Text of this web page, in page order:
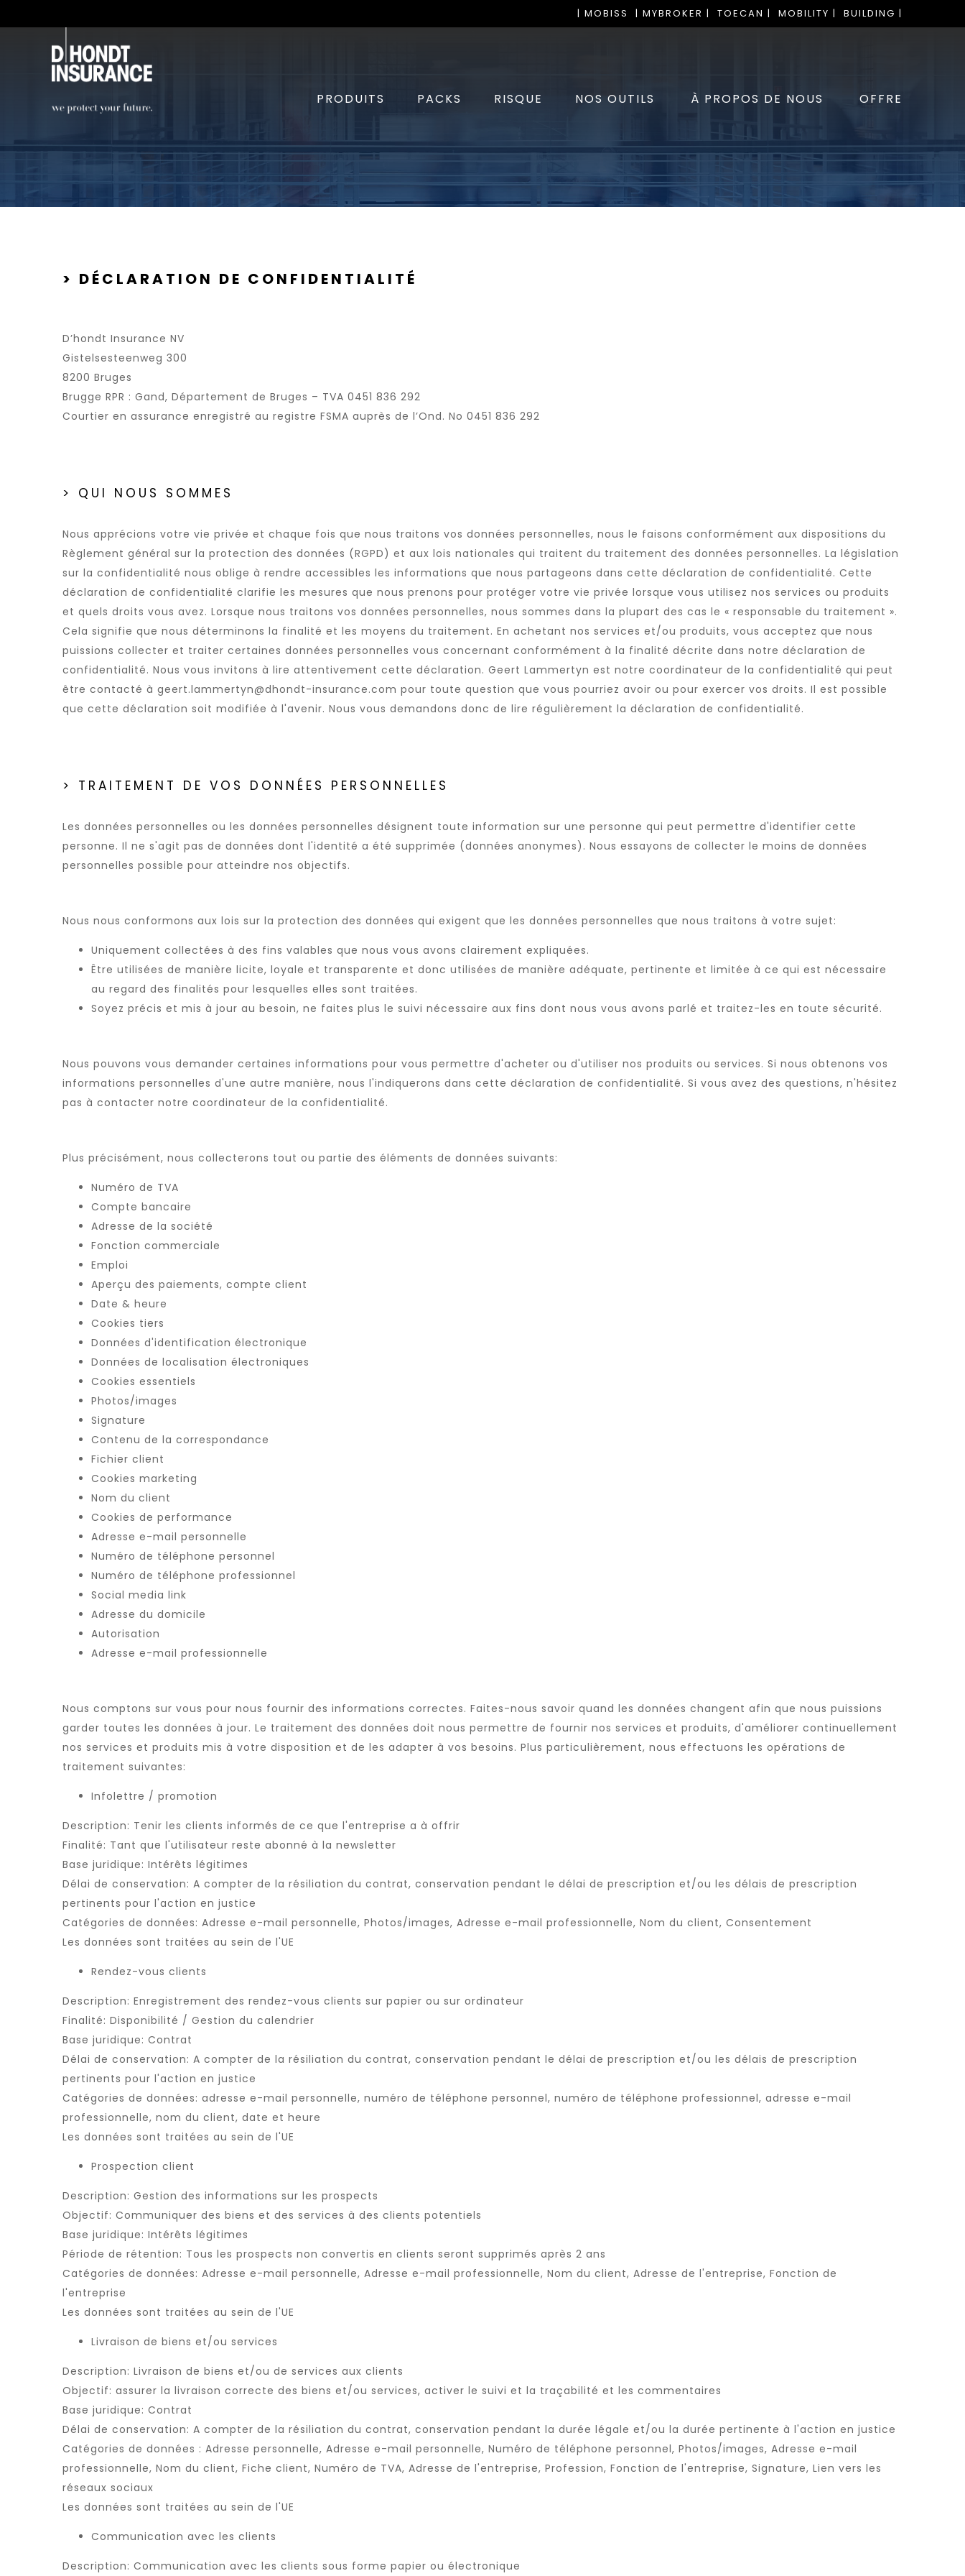
BUILDING |
MOBILITY |
TOECAN |
| MYBROKER |
| MOBISS
PRODUITS PACKS RISQUE NOS OUTILS À PROPOS DE NOUS OFFRE
> DÉCLARATION DE CONFIDENTIALITÉ
D’hondt Insurance NV
Gistelsesteenweg 300
8200 Bruges
Brugge RPR : Gand, Département de Bruges – TVA 0451 836 292
Courtier en assurance enregistré au registre FSMA auprès de l’Ond. No 0451 836 292
> QUI NOUS SOMMES
Nous apprécions votre vie privée et chaque fois que nous traitons vos données personnelles, nous le faisons conformément aux dispositions du
Règlement général sur la protection des données (RGPD) et aux lois nationales qui traitent du traitement des données personnelles. La législation
sur la confidentialité nous oblige à rendre accessibles les informations que nous partageons dans cette déclaration de confidentialité. Cette
déclaration de confidentialité clarifie les mesures que nous prenons pour protéger votre vie privée lorsque vous utilisez nos services ou produits
et quels droits vous avez. Lorsque nous traitons vos données personnelles, nous sommes dans la plupart des cas le « responsable du traitement ».
Cela signifie que nous déterminons la finalité et les moyens du traitement. En achetant nos services et/ou produits, vous acceptez que nous
puissions collecter et traiter certaines données personnelles vous concernant conformément à la finalité décrite dans notre déclaration de
confidentialité. Nous vous invitons à lire attentivement cette déclaration. Geert Lammertyn est notre coordinateur de la confidentialité qui peut
être contacté à geert.lammertyn@dhondt-insurance.com pour toute question que vous pourriez avoir ou pour exercer vos droits. Il est possible
que cette déclaration soit modifiée à l'avenir. Nous vous demandons donc de lire régulièrement la déclaration de confidentialité.
> TRAITEMENT DE VOS DONNÉES PERSONNELLES
Les données personnelles ou les données personnelles désignent toute information sur une personne qui peut permettre d'identifier cette
personne. Il ne s'agit pas de données dont l'identité a été supprimée (données anonymes). Nous essayons de collecter le moins de données
personnelles possible pour atteindre nos objectifs.
Nous nous conformons aux lois sur la protection des données qui exigent que les données personnelles que nous traitons à votre sujet:
Uniquement collectées à des fins valables que nous vous avons clairement expliquées.
Être utilisées de manière licite, loyale et transparente et donc utilisées de manière adéquate, pertinente et limitée à ce qui est nécessaire
au regard des finalités pour lesquelles elles sont traitées.
Soyez précis et mis à jour au besoin, ne faites plus le suivi nécessaire aux fins dont nous vous avons parlé et traitez-les en toute sécurité.
Nous pouvons vous demander certaines informations pour vous permettre d'acheter ou d'utiliser nos produits ou services. Si nous obtenons vos
informations personnelles d'une autre manière, nous l'indiquerons dans cette déclaration de confidentialité. Si vous avez des questions, n'hésitez
pas à contacter notre coordinateur de la confidentialité.
Plus précisément, nous collecterons tout ou partie des éléments de données suivants:
Numéro de TVA
Compte bancaire
Adresse de la société
Fonction commerciale
Emploi
Aperçu des paiements, compte client
Date & heure
Cookies tiers
Données d'identification électronique
Données de localisation électroniques
Cookies essentiels
Photos/images
Signature
Contenu de la correspondance
Fichier client
Cookies marketing
Nom du client
Cookies de performance
Adresse e-mail personnelle
Numéro de téléphone personnel
Numéro de téléphone professionnel
Social media link
Adresse du domicile
Autorisation
Adresse e-mail professionnelle
Nous comptons sur vous pour nous fournir des informations correctes. Faites-nous savoir quand les données changent afin que nous puissions
garder toutes les données à jour. Le traitement des données doit nous permettre de fournir nos services et produits, d'améliorer continuellement
nos services et produits mis à votre disposition et de les adapter à vos besoins. Plus particulièrement, nous effectuons les opérations de
traitement suivantes:
Infolettre / promotion
Description: Tenir les clients informés de ce que l'entreprise a à offrir
Finalité: Tant que l'utilisateur reste abonné à la newsletter
Base juridique: Intérêts légitimes
Délai de conservation: A compter de la résiliation du contrat, conservation pendant le délai de prescription et/ou les délais de prescription
pertinents pour l'action en justice
Catégories de données: Adresse e-mail personnelle, Photos/images, Adresse e-mail professionnelle, Nom du client, Consentement
Les données sont traitées au sein de l'UE
Rendez-vous clients
Description: Enregistrement des rendez-vous clients sur papier ou sur ordinateur
Finalité: Disponibilité / Gestion du calendrier
Base juridique: Contrat
Délai de conservation: A compter de la résiliation du contrat, conservation pendant le délai de prescription et/ou les délais de prescription
pertinents pour l'action en justice
Catégories de données: adresse e-mail personnelle, numéro de téléphone personnel, numéro de téléphone professionnel, adresse e-mail
professionnelle, nom du client, date et heure
Les données sont traitées au sein de l'UE
Prospection client
Description: Gestion des informations sur les prospects
Objectif: Communiquer des biens et des services à des clients potentiels
Base juridique: Intérêts légitimes
Période de rétention: Tous les prospects non convertis en clients seront supprimés après 2 ans
Catégories de données: Adresse e-mail personnelle, Adresse e-mail professionnelle, Nom du client, Adresse de l'entreprise, Fonction de
l'entreprise
Les données sont traitées au sein de l'UE
Livraison de biens et/ou services
Description: Livraison de biens et/ou de services aux clients
Objectif: assurer la livraison correcte des biens et/ou services, activer le suivi et la traçabilité et les commentaires
Base juridique: Contrat
Délai de conservation: A compter de la résiliation du contrat, conservation pendant la durée légale et/ou la durée pertinente à l'action en justice
Catégories de données : Adresse personnelle, Adresse e-mail personnelle, Numéro de téléphone personnel, Photos/images, Adresse e-mail
professionnelle, Nom du client, Fiche client, Numéro de TVA, Adresse de l'entreprise, Profession, Fonction de l'entreprise, Signature, Lien vers les
réseaux sociaux
Les données sont traitées au sein de l'UE
Communication avec les clients
Description: Communication avec les clients sous forme papier ou électronique